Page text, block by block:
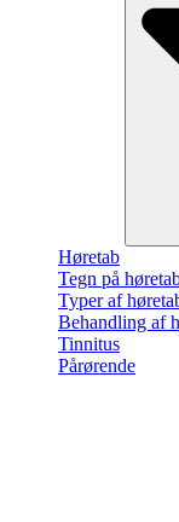
Høretab
Tegn på
Typer af
Behandling af
Tinnitus
Pårørende